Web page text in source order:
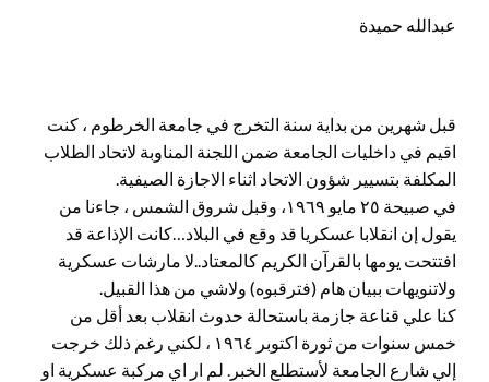
عبدالله حميدة
قبل شهرين من بداية سنة التخرج في جامعة الخرطوم ، كنت
اقيم في داخليات الجامعة ضمن اللجنة المناوبة لاتحاد الطلاب
المكلفة بتسيير شؤون الاتحاد اثناء الاجازة الصيفية.
في صبيحة ٢٥ مايو ١٩٦٩، وقبل شروق الشمس ، جاءنا من
يقول إن انقلابا عسكريا قد وقع في البلاد…كانت الإذاعة قد
افتتحت يومها بالقرآن الكريم كالمعتاد..لا مارشات عسكرية
ولاتنويهات ببيان هام (فترقبوه) ولاشي من هذا القبيل.
كنا علي قناعة جازمة باستحالة حدوث انقلاب بعد أقل من
خمس سنوات من ثورة اكتوبر ١٩٦٤ ، لكني رغم ذلك خرجت
إلي شارع الجامعة لأستطلع الخبر. لم ار اي مركبة عسكرية او